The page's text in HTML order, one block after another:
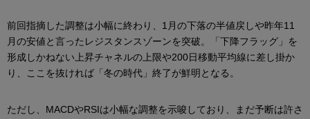
前回指摘した調整は小幅に終わり、1月の下落の半値戻しや昨年11
月の安値と言ったレジスタンスゾーンを突破。「下降フラッグ」を
形成しかねない上昇チャネルの上限や200日移動平均線に差し掛か
り、ここを抜ければ「冬の時代」終了が鮮明となる。
ただし、MACDやRSIは小幅な調整を示唆しており、まだ予断は許さ